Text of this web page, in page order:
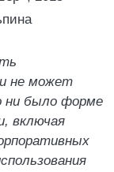
не может
ни было форме
включая